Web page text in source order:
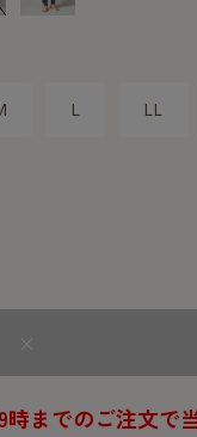
L LL
×
までのご注文で